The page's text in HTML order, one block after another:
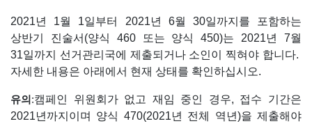
2021년 1월 1일부터 2021년 6월 30일까지를 포함하는
상반기 진술서(양식 460 또는 양식 450)는 2021년 7월
31일까지 선거관리국에 제출되거나 소인이 찍혀야 합니다.
자세한 내용은 아래에서 현재 상태를 확인하십시오.
유의 :캠페인 위원회가 없고 재임 중인 경우, 접수 기간은
2021년까지이며 양식 470(2021년 전체 역년)을 제출해야